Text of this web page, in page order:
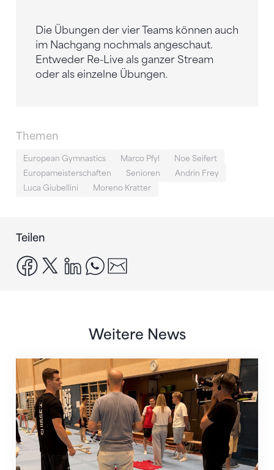
Die Übungen der vier Teams können auch
im Nachgang nochmals angeschaut.
Entweder Re-Live als ganzer Stream
oder als einzelne Übungen.
Themen
European Gymnastics Marco Pfyl
Noe Seifert
Europameisterschaften
Senioren
Andrin Frey
Luca Giubellini
Moreno Kratter
Teilen
facebook
x linkedinwhatsapp
Weitere News
Mit klaren Zielen nach Zagreb